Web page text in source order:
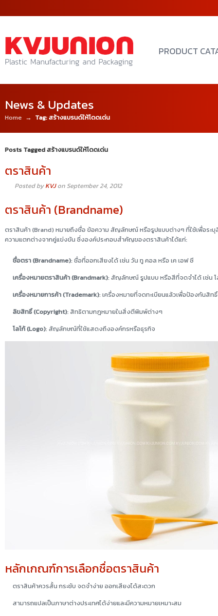
PRODUCT
News & Updates
Home → Tag: สร้างแบรนด์ให้โดดเด่น
Posts Tagged สร้างแบรนด์ให้โดดเด่น
ตราสินค้า
Posted byKVJon September 24, 2012
ตราสินค้า (Brandname)
ตราสินค้า (Brand) หมายถึงชื่อ ข้อความ สัญลักษณ์ หรือรูปแบบต่างๆ ที่ใช้เพื่อระ
ความแตกต่างจากคู่แข่งขัน ซึ่งองค์ประกอบสำคัญของตราสินค้าได้แก่:
ชื่อตรา (Brandname): ชื่อที่ออกเสียงได้ เช่น วัน ทู คอล หรือ เค เอฟ ซี
เครื่องหมายตราสินค้า (Brandmark): สัญลักษณ์ รูปแบบ หรือสีที่จดจำได้ เช่น
เครื่องหมายการค้า (Trademark): เครื่องหมายที่จดทะเบียนแล้วเพื่อป้องกันสิท
ลิขสิทธิ์ (Copyright): สิทธิตามกฎหมายในสิ่งตีพิมพ์ต่างๆ
โลโก้ (Logo): สัญลักษณ์ที่ใช้แสดงถึงองค์กรหรือธุรกิจ
หลักเกณฑ์การเลือกชื่อตราสินค้า
ตราสินค้าควรสั้น กระชับ จดจำง่าย ออกเสียงได้สะดวก
สามารถแปลเป็นภาษาต่างประเทศได้ง่ายและมีความหมายเหมาะสม